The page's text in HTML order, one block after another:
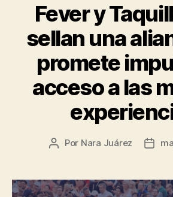
Fever y
sellan una
promete
acceso a las
Autor
entrada
Por Nara Juárez